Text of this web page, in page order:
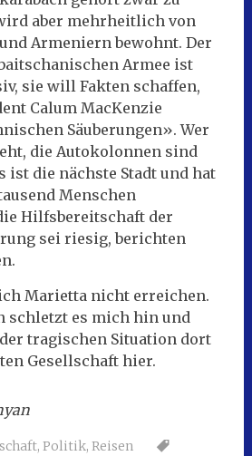
aber mehrheitlich von
Armeniern bewohnt. Der
Armee ist
sie will Fakten schaffen,
Calum MacKenzie
Säuberungen». Wer
die Autokolonnen sind
ist die nächste Stadt und hat
Menschen
Hilfsbereitschaft der
sei riesig, berichten
Marietta nicht erreichen.
schletzt es mich hin und
tragischen Situation dort
Gesellschaft hier.
, Politik, Reisen